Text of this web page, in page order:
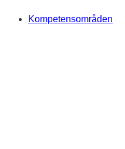
Kompetensområden